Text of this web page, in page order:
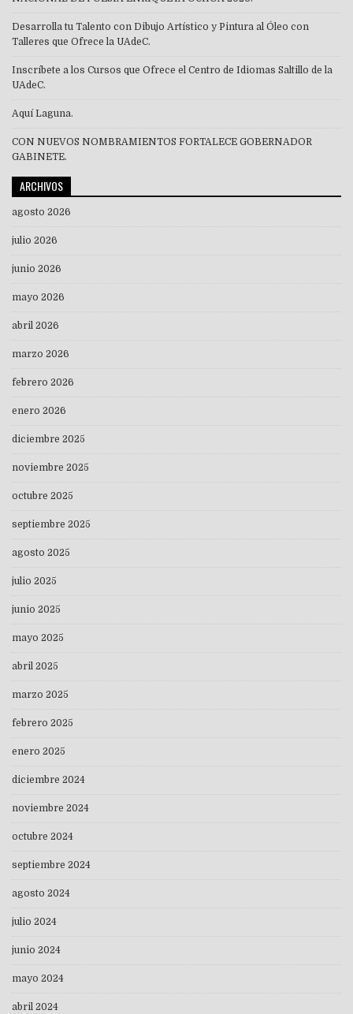
Desarrolla tu Talento con Dibujo Artístico y Pintura al Óleo con
Talleres que Ofrece la UAdeC.
Inscríbete a los Cursos que Ofrece el Centro de Idiomas Saltillo de la
UAdeC.
Aquí Laguna.
CON NUEVOS NOMBRAMIENTOS FORTALECE GOBERNADOR
GABINETE.
ARCHIVOS
agosto 2026
julio 2026
junio 2026
mayo 2026
abril 2026
marzo 2026
febrero 2026
enero 2026
diciembre 2025
noviembre 2025
octubre 2025
septiembre 2025
agosto 2025
julio 2025
junio 2025
mayo 2025
abril 2025
marzo 2025
febrero 2025
enero 2025
diciembre 2024
noviembre 2024
octubre 2024
septiembre 2024
agosto 2024
julio 2024
junio 2024
mayo 2024
abril 2024